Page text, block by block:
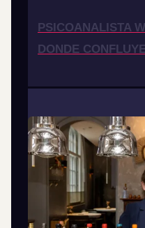
PSICOANALISTA
DONDE